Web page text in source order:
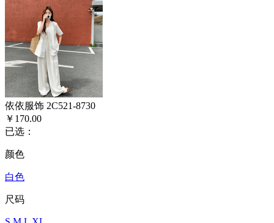
依依服饰 2C521-8730
￥170.00
已选：
颜色
白色
尺码